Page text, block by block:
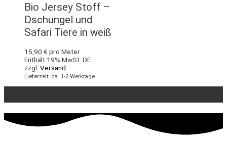
Bio Jersey Stoff –
Dschungel und
Safari Tiere in weiß
15,90 € pro Meter
Enthält 19% MwSt. DE
zzgl. Versand
Lieferzeit: ca. 1-2 Werktage